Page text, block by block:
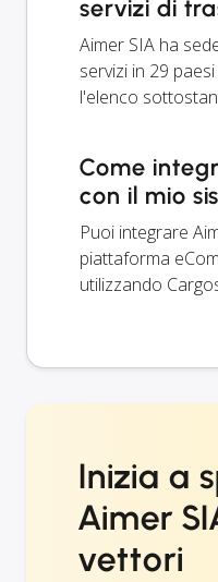
servizi di
Aimer SIA ha
servizi in 29
l'elenco
Come
con il mio
Puoi integrare
piattaforma
utilizzando
Inizia a
Aimer
vettori